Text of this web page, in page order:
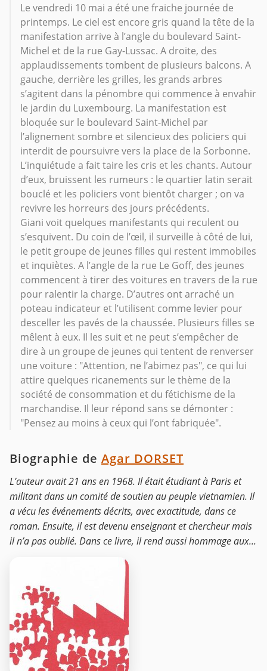
Le vendredi 10 mai a été une fraiche journée de
printemps. Le ciel est encore gris quand la tête de la
manifestation arrive à l’angle du boulevard Saint-
Michel et de la rue Gay-Lussac. A droite, des
applaudissements tombent de plusieurs balcons. A
gauche, derrière les grilles, les grands arbres
s’agitent dans la pénombre qui commence à envahir
le jardin du Luxembourg. La manifestation est
bloquée sur le boulevard Saint-Michel par
l’alignement sombre et silencieux des policiers qui
interdit de poursuivre vers la place de la Sorbonne.
L’inquiétude a fait taire les cris et les chants. Autour
d’eux, bruissent les rumeurs : le quartier latin serait
bouclé et les policiers vont bientôt charger ; on va
revivre les horreurs des jours précédents.
Giani voit quelques manifestants qui reculent ou
s’esquivent. Du coin de l’œil, il surveille à côté de lui,
le petit groupe de jeunes filles qui restent immobiles
et inquiètes. A l’angle de la rue Le Goff, des jeunes
commencent à tirer des voitures en travers de la rue
pour ralentir la charge. D’autres ont arraché un
poteau indicateur et l’utilisent comme levier pour
desceller les pavés de la chaussée. Plusieurs filles se
mêlent à eux. Il les suit et ne peut s’empêcher de
dire à un groupe de jeunes qui tentent de renverser
une voiture : "Attention, ne l’abimez pas", ce qui lui
attire quelques ricanements sur le thème de la
société de consommation et du fétichisme de la
marchandise. Il leur répond sans se démonter :
"Pensez au moins à ceux qui l’ont fabriquée".
Biographie de Agar DORSET
L’auteur avait 21 ans en 1968. Il était étudiant à Paris et
militant dans un comité de soutien au peuple vietnamien. Il
a vécu les événements décrits, avec exactitude, dans ce
roman. Ensuite, il est devenu enseignant et chercheur mais
il n’a pas oublié. Dans ce livre, il rend aussi hommage aux...